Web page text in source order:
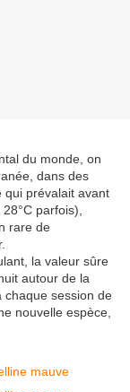
du monde, on
dans des
qui prévalait avant
parfois),
rare de
la valeur sûre
autour de la
chaque session de
nouvelle espèce,